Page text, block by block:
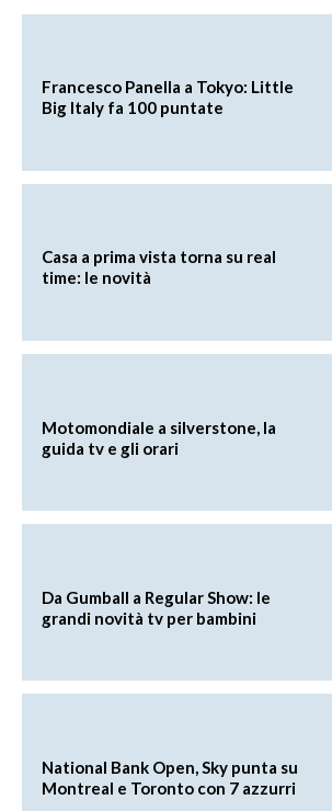
Francesco Panella a Tokyo: Little
Big Italy fa 100 puntate
Casa a prima vista torna su real
time: le novità
Motomondiale a silverstone, la
guida tv e gli orari
Da Gumball a Regular Show: le
grandi novità tv per bambini
National Bank Open, Sky punta su
Montreal e Toronto con 7 azzurri